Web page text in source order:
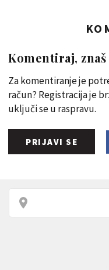
Komentiraj, znaš
Za komentiranje je
račun? Registracija je
uključi se u raspravu.
PRIJAVI SE